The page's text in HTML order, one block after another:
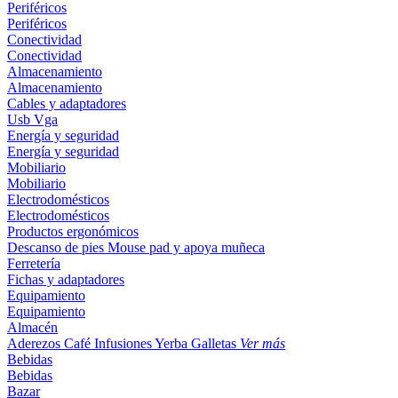
Periféricos
Periféricos
Conectividad
Conectividad
Almacenamiento
Almacenamiento
Cables y adaptadores
Usb Vga
Energía y seguridad
Energía y seguridad
Mobiliario
Mobiliario
Electrodomésticos
Electrodomésticos
Productos ergonómicos
Descanso de pies Mouse pad y apoya muñeca
Ferretería
Fichas y adaptadores
Equipamiento
Equipamiento
Almacén
Aderezos Café InfusionesYerba Galletas Ver más
Bebidas
Bebidas
Bazar